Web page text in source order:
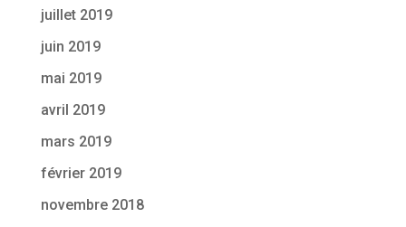
juillet 2019
juin 2019
mai 2019
avril 2019
mars 2019
février 2019
novembre 2018